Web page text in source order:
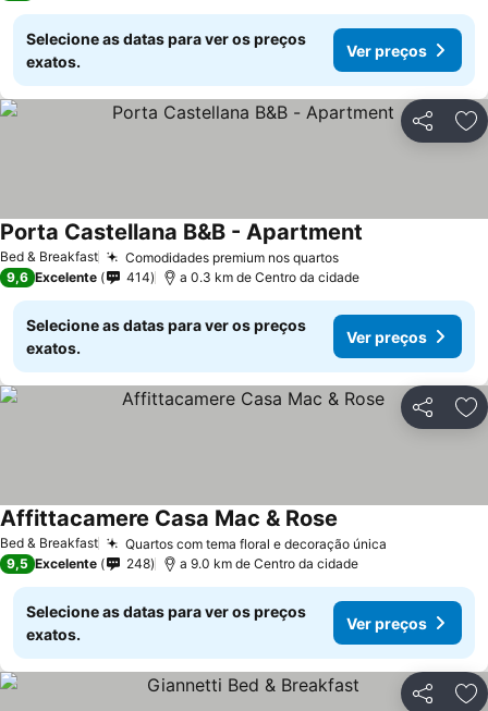
Selecione as datas para ver os preços
exatos.
Ver preços
Partilhar
Bed & Breakfast Comodidades premium nos quartosVer preços
Porta Castellana B&B - Apartment
9,6 Excelente 414 a 0.3 km de Centro da cidade
Selecione as datas para ver os preços
exatos.
Ver preços
Partilhar
Bed & Breakfast Quartos com tema floral e decoração única
Affittacamere Casa Mac & Rose
9,5 Excelente 248 a 9.0 km de Centro da cidade
Selecione as datas para ver os preços
exatos.
Ver preços
Partilhar